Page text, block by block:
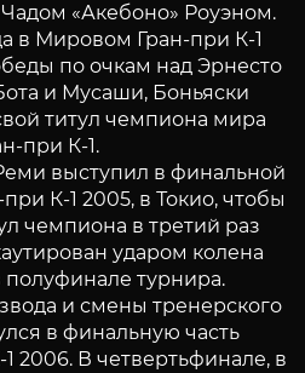
«Акебоно» Роуэном.
в Мировом Гран-при К-1
по очкам над Эрнесто
и Мусаши, Боньяски
титул чемпиона мира
при К-1.
выступил в финальной
К-1 2005, в Токио, чтобы
чемпиона в третий раз
ударом колена
турнира.
и смены тренерского
в финальную часть
2006. В четвертьфинале, в